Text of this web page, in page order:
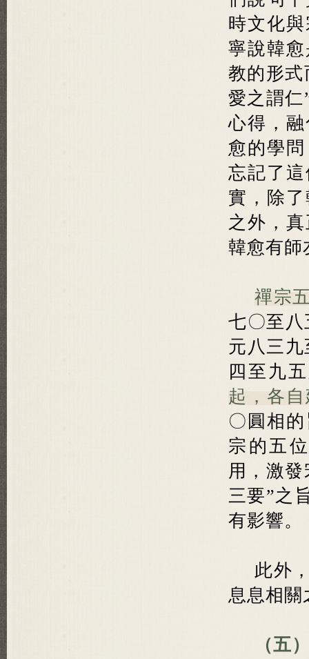
時文化
寧說韓
教的形式
愛之謂仁
心得，
愈的學
忘記了
實，除
之外，
韓愈有師
禪宗
七〇至
元八三
四至九
起，各
〇圓相
宗的五
用，激
三要”之
有影響。
此外
息息相關
（五